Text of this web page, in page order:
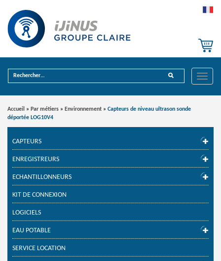
Accueil » Par métiers » Environnement » Capteurs de niveau ultrason sonde
déportée LOG10V4
CAPTEURS
ENREGISTREURS
ECHANTILLONNEURS
KIT DE CONNEXION
LOGICIELS
EAU POTABLE
SERVICE LOCATION